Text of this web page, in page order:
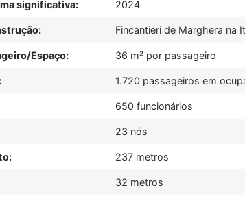
significativa: 2024
Fincantieri de Marghera na
Espaço: 36 m² por passageiro
1.720 passageiros em
650 funcionários
23 nós
237 metros
32 metros